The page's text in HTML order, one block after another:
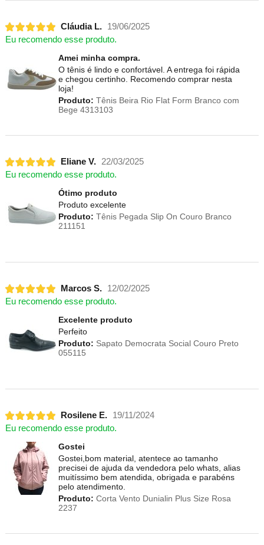
Cláudia L.
19/06/2025
Eu recomendo esse produto.
Amei minha compra.
O tênis é lindo e confortável. A entrega foi rápida
e chegou certinho. Recomendo comprar nesta
loja!
Produto: Tênis Beira Rio Flat Form Branco com
Bege 4313103
Eliane V. 22/03/2025
Eu recomendo esse produto.
Ótimo produto
Produto excelente
Produto: Tênis Pegada Slip On Couro Branco
211151
Marcos S.
12/02/2025
Eu recomendo esse produto.
Excelente produto
Perfeito
Produto: Sapato Democrata Social Couro Preto
055115
Rosilene E.
19/11/2024
Eu recomendo esse produto.
Gostei
Gostei,bom material, atentece ao tamanho
precisei de ajuda da vendedora pelo whats, alias
muitíssimo bem atendida, obrigada e parabéns
pelo atendimento.
Produto: Corta Vento Dunialin Plus Size Rosa
2237